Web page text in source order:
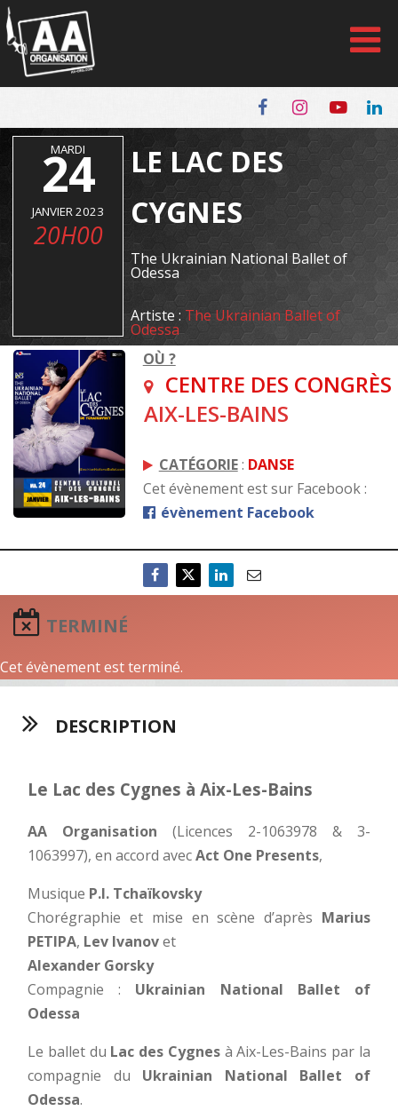
Panneau de gestion des cookies
MARDI
24
JANVIER 2023
20H00
LE LAC DES
CYGNES
The Ukrainian National Ballet of
Odessa
Artiste : The Ukrainian Ballet of
Odessa
OÙ ?
CENTRE DES CONGRÈS
AIX-LES-BAINS
CATÉGORIE: DANSE
Cet évènement est sur Facebook :
évènement Facebook
TERMINÉ
Cet évènement est terminé.
DESCRIPTION
Le Lac des Cygnes à Aix-Les-Bains
AA Organisation (Licences 2-1063978 & 3-
1063997), en accord avecAct One Presents,
Musique P.I. Tchaïkovsky
Chorégraphie et mise en scène d’après Marius
PETIPA, Lev Ivanovet
Alexander Gorsky
Compagnie : Ukrainian National Ballet of
Odessa
Le ballet du Lac des Cygnesà Aix-Les-Bains par la
compagnie du Ukrainian National Ballet of
Odessa.